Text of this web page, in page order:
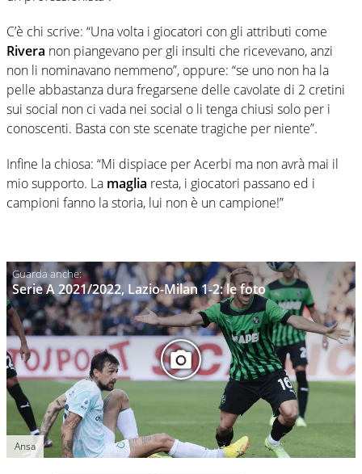
C’è chi scrive: “Una volta i giocatori con gli attributi come
Rivera non piangevano per gli insulti che ricevevano, anzi
non li nominavano nemmeno”, oppure: “se uno non ha la
pelle abbastanza dura fregarsene delle cavolate di 2 cretini
sui social non ci vada nei social o li tenga chiusi solo per i
conoscenti. Basta con ste scenate tragiche per niente”.
Infine la chiosa: “Mi dispiace per Acerbi ma non avrà mai il
mio supporto. La maglia resta, i giocatori passano ed i
campioni fanno la storia, lui non è un campione!”
Serie A 2021/2022, Lazio-Milan 1-2: le foto
Ansa